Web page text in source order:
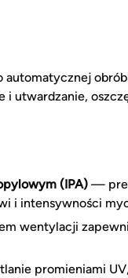
automatycznej
utwardzanie,
(IPA) —
i intensywności
wentylacji
promieniami